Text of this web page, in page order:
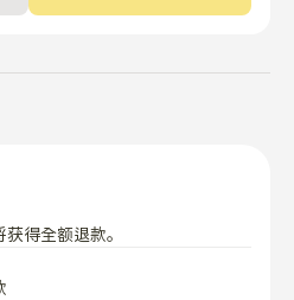
得全额退款。